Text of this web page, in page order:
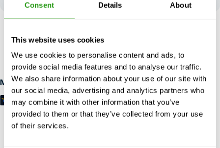
Consent Details About
This website uses cookies
We use cookies to personalise content and ads, to
provide social media features and to analyse our traffic.
We also share information about your use of our site with
our social media, advertising and analytics partners who
may combine it with other information that you’ve
provided to them or that they’ve collected from your use
of their services.
przedpłaty wymagane.
Metody płatności